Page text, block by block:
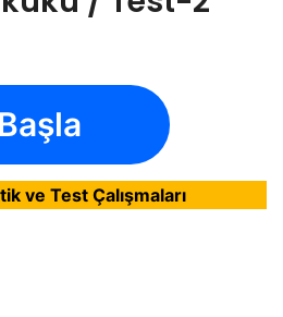
Başla
ve Test Çalışmaları